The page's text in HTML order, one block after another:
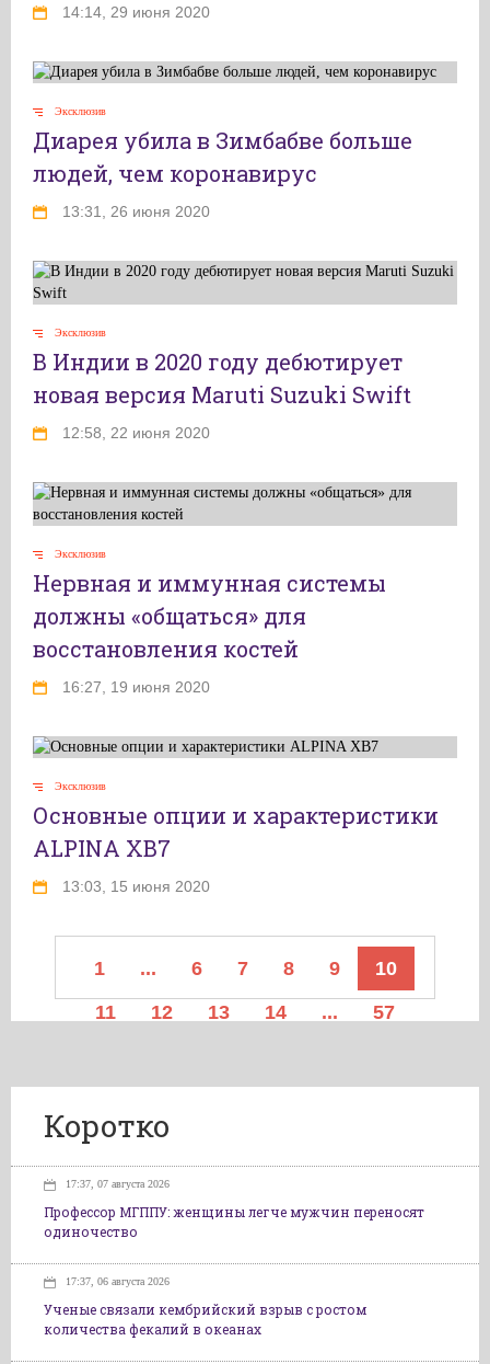
14:14, 29 июня 2020
Эксклюзив
Диарея убила в Зимбабве больше
людей, чем коронавирус
13:31, 26 июня 2020
Эксклюзив
В Индии в 2020 году дебютирует
новая версия Maruti Suzuki Swift
12:58, 22 июня 2020
Эксклюзив
Нервная и иммунная системы
должны «общаться» для
восстановления костей
16:27, 19 июня 2020
Эксклюзив
Основные опции и характеристики
ALPINA XB7
13:03, 15 июня 2020
1 ... 6 7 8 9
10
11
12 13 14 ... 57
Коротко
17:37, 07 августа 2026
Профессор МГППУ: женщины легче мужчин переносят
одиночество
17:37, 06 августа 2026
Ученые связали кембрийский взрыв с ростом
количества фекалий в океанах